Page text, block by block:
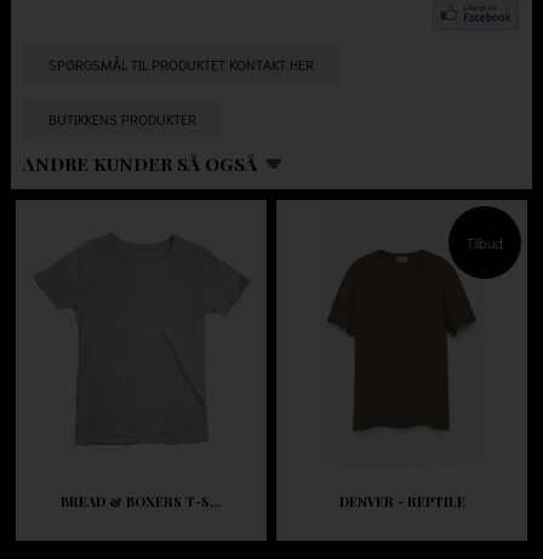
SPØRGSMÅL TIL PRODUKTET KONTAKT HER
BUTIKKENS PRODUKTER
ANDRE KUNDER SÅ OGSÅ
BREAD & BOXERS T-S...
Tilbud
DENVER - REPTILE